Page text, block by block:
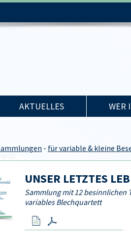
AKTUELLES WER
- für variable & kleine
UNSER LETZTES
Sammlung mit 12 besinnlichen
variables Blechquartett